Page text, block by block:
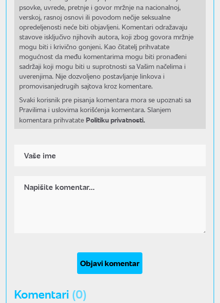
psovke, uvrede, pretnje i govor mržnje na nacionalnoj,
verskoj, rasnoj osnovi ili povodom nečije seksualne
opredeljenosti neće biti objavljeni. Komentari odražavaju
stavove isključivo njihovih autora, koji zbog govora mržnje
mogu biti i krivično gonjeni. Kao čitatelj prihvatate
mogućnost da među komentarima mogu biti pronađeni
sadržaji koji mogu biti u suprotnosti sa Vašim načelima i
uverenjima. Nije dozvoljeno postavljanje linkova i
promovisanjedrugih sajtova kroz komentare.
Svaki korisnik pre pisanja komentara mora se upoznati sa
Pravilima i uslovima korišćenja komentara. Slanjem
komentara prihvatate Politiku privatnosti.
Objavi komentar
Komentari (0)